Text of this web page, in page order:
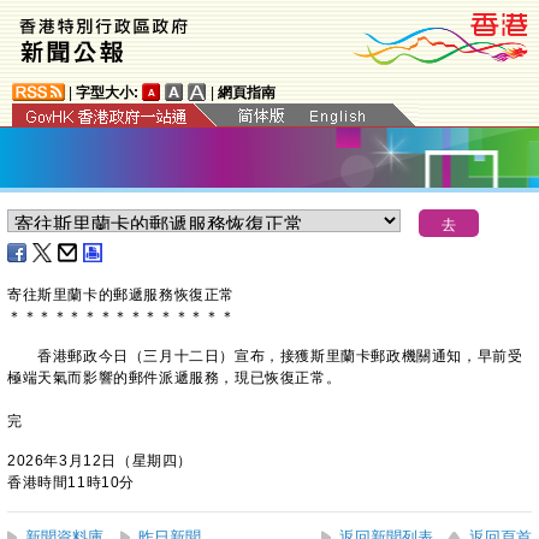
字型大小: 網頁指南
寄往斯里蘭卡的郵遞服務恢復正常
＊ ＊ ＊ ＊ ＊ ＊ ＊ ＊ ＊ ＊ ＊ ＊ ＊ ＊ ＊
​香港郵政今日（三月十二日）宣布，接獲斯里蘭卡郵政機關通知，早前受
極端天氣而影響的郵件派遞服務，現已恢復正常。
完
2026年3月12日（星期四）
香港時間11時10分